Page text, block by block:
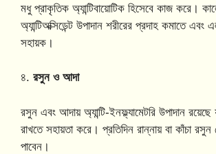
মধু প্রাকৃতিক অ্যান্টিবায়োটিক হিসেবে কাজ করে।
অ্যান্টিঅক্সিডেন্ট উপাদান শরীরের প্রদাহ কমাতে এবং
সহায়ক।
৪. রসুন ও আদা
রসুন এবং আদায় অ্যান্টি-ইনফ্ল্যামেটরি উপাদান
রাখতে সহায়তা করে। প্রতিদিন রান্নায় বা কাঁচা
পাবেন।